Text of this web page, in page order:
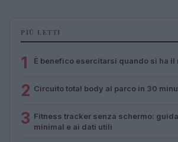
PIÙ LETTI
1 È benefico esercitarsi quando si ha il
2 Circuito total body al parco in 30
3 Fitness tracker senza schermo:
minimal e ai dati utili